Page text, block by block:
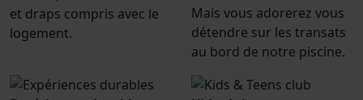
et draps compris avec le
logement.
Mais vous adorerez vous
détendre sur les transats
au bord de notre piscine.